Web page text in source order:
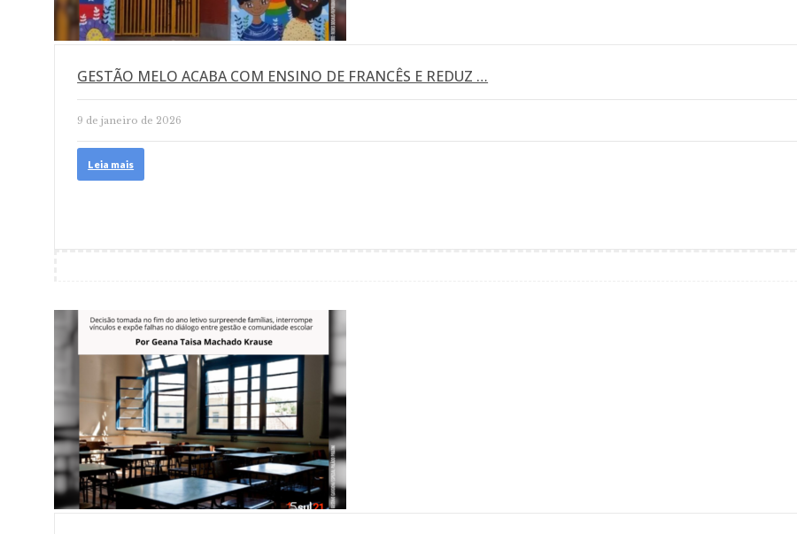
GESTÃO MELO ACABA COM ENSINO DE FRANCÊS E REDUZ …
9 de janeiro de 2026
Leia mais